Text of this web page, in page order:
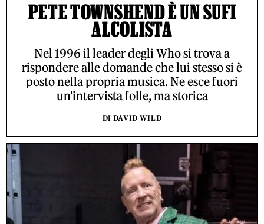
PETE TOWNSHEND È UN SUFI
ALCOLISTA
Nel 1996 il leader degli Who si trova a
rispondere alle domande che lui stesso si è
posto nella propria musica. Ne esce fuori
un'intervista folle, ma storica
DI DAVID WILD